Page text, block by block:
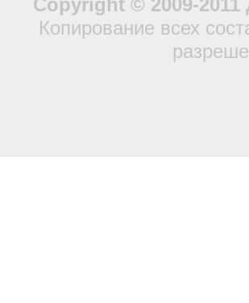
Copyright © 2009-
Копирование всех